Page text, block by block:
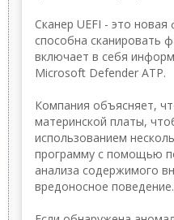
Сканер UEFI - это
способна сканировать
включает в себя
Microsoft Defender ATP.
Компания объясняет,
материнской платы,
использованием
программу с помощью
анализа содержимого
вредоносное поведение.